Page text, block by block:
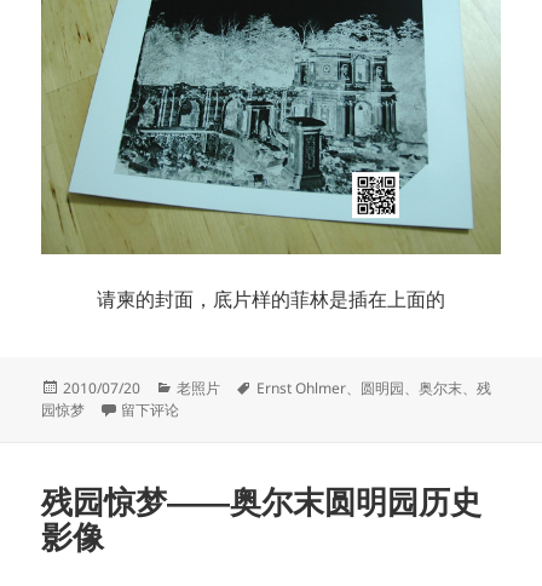
请柬的封面，底片样的菲林是插在上面的
发
布
2010/07/20
分
类
老照片
标
Ernst Ohlmer、 圆明园、奥尔末、残
园惊梦
于残园惊梦 请柬
留下评论
残园惊梦——奥尔末圆明园历史
影像